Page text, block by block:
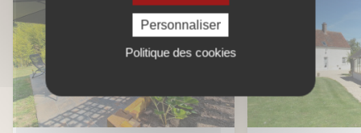
Personnaliser
Politique des cookies